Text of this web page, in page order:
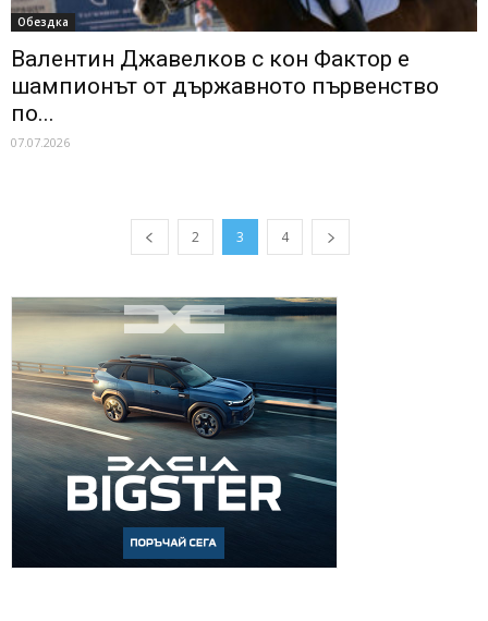
Обездка
Валентин Джавелков с кон Фактор е
шампионът от държавното първенство
по...
07.07.2026
2 3 4